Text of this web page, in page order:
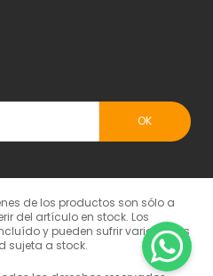
de los productos son sólo a
del artículo en stock. Los
y pueden sufrir variaciones
sujeta a stock.